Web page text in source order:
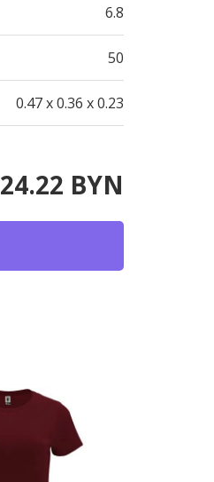
6.8
50
0.47 x 0.36 x 0.23
24.22 BYN